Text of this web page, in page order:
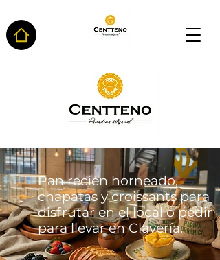
Pan recién horneado,
chapatas y croissants para
disfrutar en el local o pedir
para llevar en Clavería.